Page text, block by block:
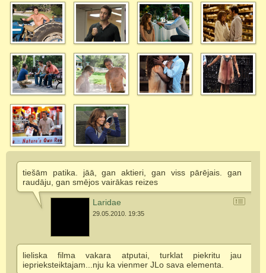
tiešām patika. jāā, gan aktieri, gan viss pārējais. gan
raudāju, gan smējos vairākas reizes
Laridae
29.05.2010. 19:35
lieliska filma vakara atputai, turklat piekritu jau
ieprieksteiktajam...nju ka vienmer JLo sava elementa.